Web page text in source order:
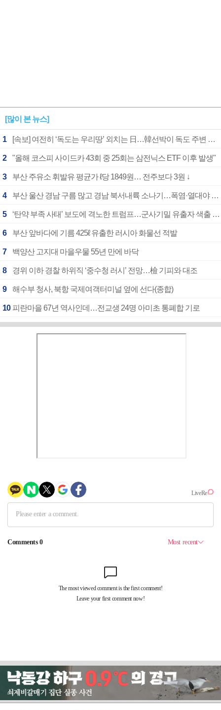
[많이 본 뉴스]
1 [속보] 여전히 ‘독도는 우리땅’ 외치는 日…韓선박이 독도 주변 해양조사 활동하자 반발
2 "올해 코스피 사이드카 43회 중 25회는 삼전닉스 ETF 이후 발생"
3 부산 주유소 휘발유 평균가 ℓ당 1849원… 전주보다 3원 ↓
4 부산 울산 경남 구름 많고 경남 북서내륙 소나기…폭염·열대야 계속
5 ‘탄약 부족 사태’ 보도에 격노한 트럼프…군사기밀 유출자 색출 지시
6 부산 앞바다에 기름 425ℓ 유출한 러시아 화물선 적발
7 백양산 고지대 마을우물 55년 만에 바닥
8 경위 이하 경찰 하위직 ‘중수청 러시’ 전망…檢 기피와 대조
9 해수부 청사, 북항 국제여객터미널 옆에 선다(종합)
10 피란마을 67년 역사인데…전교생 24명 아미초 통폐합 기로